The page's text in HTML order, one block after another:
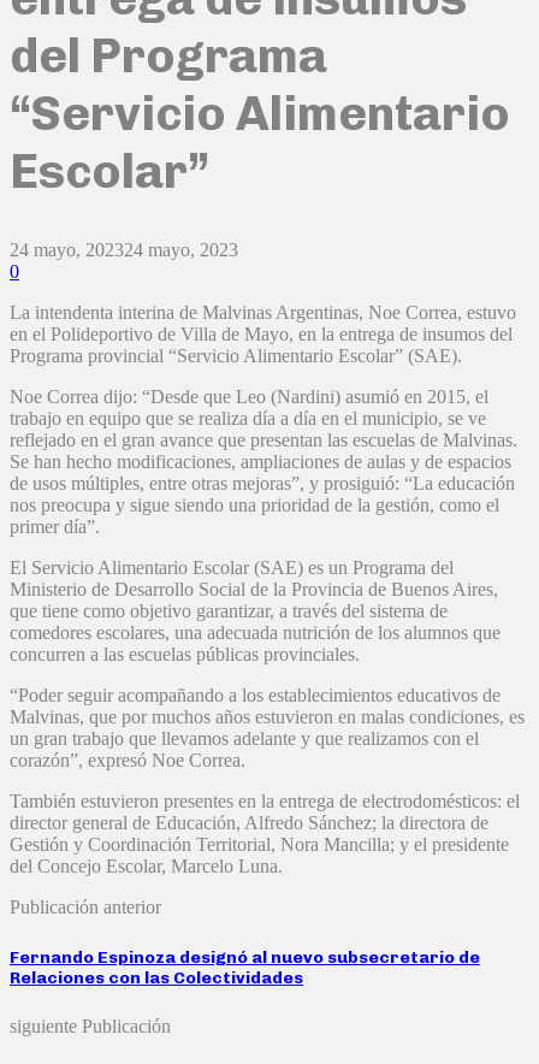
del Programa
“Servicio Alimentario
Escolar”
24 mayo, 202324 mayo, 2023
0
La intendenta interina de Malvinas Argentinas, Noe Correa, estuvo
en el Polideportivo de Villa de Mayo, en la entrega de insumos del
Programa provincial “Servicio Alimentario Escolar” (SAE).
Noe Correa dijo: “Desde que Leo (Nardini) asumió en 2015, el
trabajo en equipo que se realiza día a día en el municipio, se ve
reflejado en el gran avance que presentan las escuelas de Malvinas.
Se han hecho modificaciones, ampliaciones de aulas y de espacios
de usos múltiples, entre otras mejoras”, y prosiguió: “La educación
nos preocupa y sigue siendo una prioridad de la gestión, como el
primer día”.
El Servicio Alimentario Escolar (SAE) es un Programa del
Ministerio de Desarrollo Social de la Provincia de Buenos Aires,
que tiene como objetivo garantizar, a través del sistema de
comedores escolares, una adecuada nutrición de los alumnos que
concurren a las escuelas públicas provinciales.
“Poder seguir acompañando a los establecimientos educativos de
Malvinas, que por muchos años estuvieron en malas condiciones, es
un gran trabajo que llevamos adelante y que realizamos con el
corazón”, expresó Noe Correa.
También estuvieron presentes en la entrega de electrodomésticos: el
director general de Educación, Alfredo Sánchez; la directora de
Gestión y Coordinación Territorial, Nora Mancilla; y el presidente
del Concejo Escolar, Marcelo Luna.
Publicación anterior
Fernando Espinoza designó al nuevo subsecretario de
Relaciones con las Colectividades
siguiente Publicación